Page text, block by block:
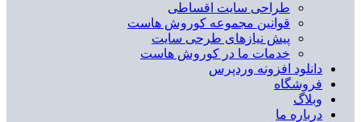
طراحی سایت اقساطی
قوانین مجموعه کوروش هاست
پیش نیازهای طرحی سایت
خدمات ما در کوروش هاست
دانلود افزونه وردپرس
فروشگاه
وبلاگ
درباره ما